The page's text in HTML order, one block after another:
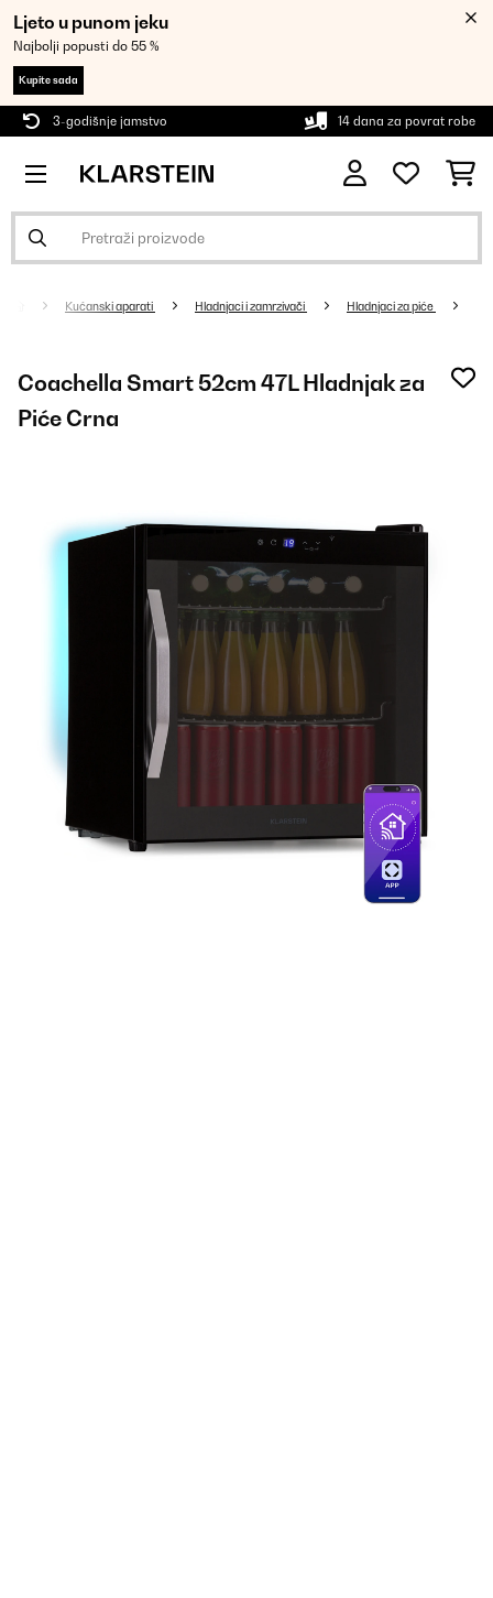
Ljeto u punom jeku
Najbolji popusti do 55 %
Kupite sada
3-godišnje jamstvo 14 dana za povrat robe
Kućanski aparati Hladnjaci i zamrzivači Hladnjaci za piće
Coachella Smart 52cm 47L Hladnjak za
Piće Crna